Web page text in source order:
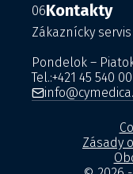
06Kontakty
Zákaznícky servis
Pondelok –
Tel.:+421 45 540
Zásady